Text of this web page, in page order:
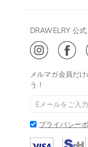
ご利用規約
ご特定商取引法
ジュエリーお手
Drawelry Blog
会員・ポイント
メルマガ会員だ
う！
プライバシー
DRAWELRY 公